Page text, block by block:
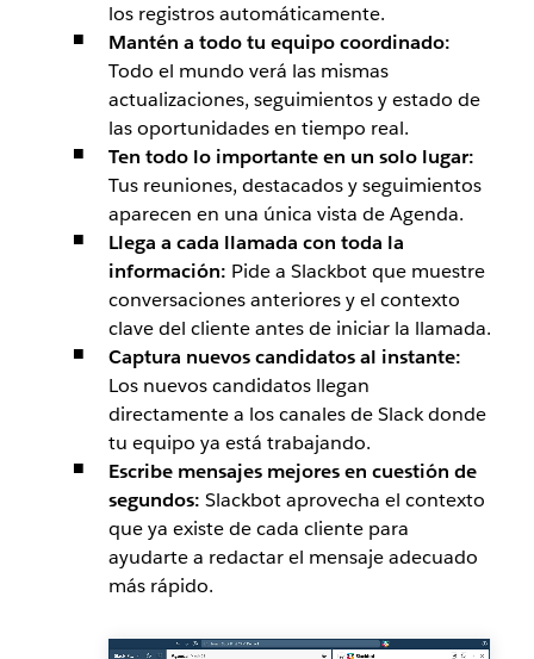
los registros automáticamente.
Mantén a todo tu equipo coordinado:
Todo el mundo verá las mismas
actualizaciones, seguimientos y estado de
las oportunidades en tiempo real.
Ten todo lo importante en un solo lugar:
Tus reuniones, destacados y seguimientos
aparecen en una única vista de Agenda.
Llega a cada llamada con toda la
información: Pide a Slackbot que muestre
conversaciones anteriores y el contexto
clave del cliente antes de iniciar la llamada.
Captura nuevos candidatos al instante:
Los nuevos candidatos llegan
directamente a los canales de Slack donde
tu equipo ya está trabajando.
Escribe mensajes mejores en cuestión de
segundos: Slackbot aprovecha el contexto
que ya existe de cada cliente para
ayudarte a redactar el mensaje adecuado
más rápido.